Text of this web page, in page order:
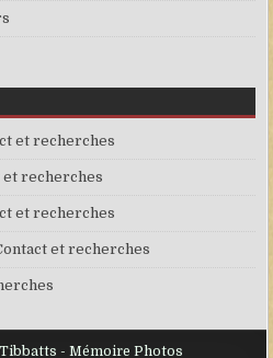
et recherches
et recherches
et recherches
et recherches
- Mémoire Photos